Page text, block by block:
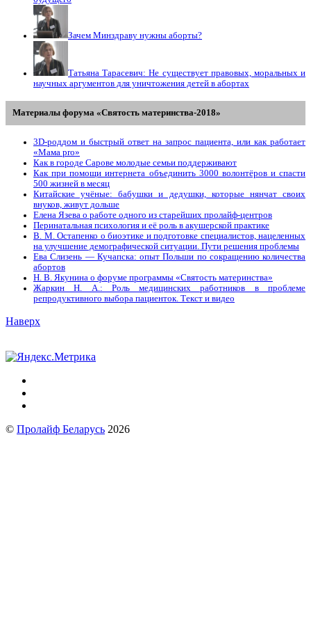
Зачем Минздраву нужны аборты?
Татьяна Тарасевич: Не существует правовых, моральных и
научных аргументов для уничтожения детей в абортах
Материалы форума «Святость материнства-2018»
3D-роддом и быстрый ответ на запрос пациента, или как работает
«Мама prо»
Как в городе Сарове молодые семьи поддерживают
Как при помощи интернета объединить 3000 волонтёров и спасти
500 жизней в месяц
Китайские учёные: бабушки и дедушки, которые нянчат своих
внуков, живут дольше
Елена Язева о работе одного из старейших пролайф-центров
Перинатальная психология и её роль в акушерской практике
В. М. Остапенко о биоэтике и подготовке специалистов, нацеленных
на улучшение демографической ситуации. Пути решения проблемы
Ева Слизень — Кучапска: опыт Польши по сокращению количества
абортов
Н. В. Якунина о форуме программы «Святость материнства»
Жаркин Н. А.: Роль медицинских работников в проблеме
репродуктивного выбора пациенток. Tекст и видео
Наверх
© Пролайф Беларусь 2026